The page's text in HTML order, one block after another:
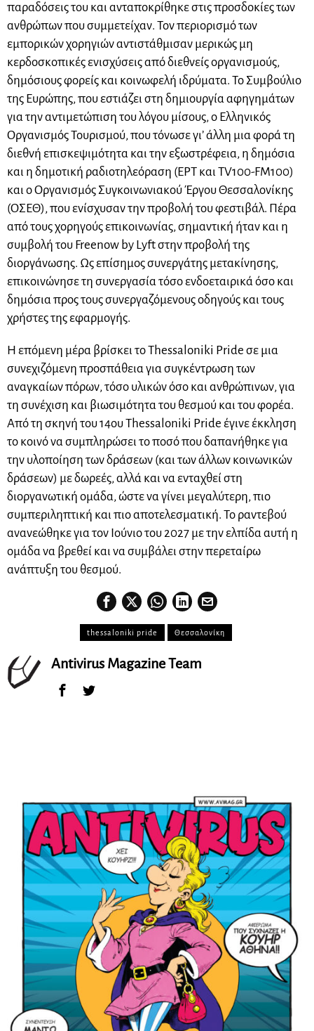
παραδόσεις του και ανταποκρίθηκε στις προσδοκίες των
ανθρώπων που συμμετείχαν. Τον περιορισμό των
εμπορικών χορηγιών αντιστάθμισαν μερικώς μη
κερδοσκοπικές ενισχύσεις από διεθνείς οργανισμούς,
δημόσιους φορείς και κοινωφελή ιδρύματα. Το Συμβούλιο
της Ευρώπης, που εστιάζει στη δημιουργία αφηγημάτων
για την αντιμετώπιση του λόγου μίσους, ο Ελληνικός
Οργανισμός Τουρισμού, που τόνωσε γι’ άλλη μια φορά τη
διεθνή επισκεψιμότητα και την εξωστρέφεια, η δημόσια
και η δημοτική ραδιοτηλεόραση (ΕΡΤ και TV100-FM100)
και ο Οργανισμός Συγκοινωνιακού Έργου Θεσσαλονίκης
(ΟΣΕΘ), που ενίσχυσαν την προβολή του φεστιβάλ. Πέρα
από τους χορηγούς επικοινωνίας, σημαντική ήταν και η
συμβολή του Freenow by Lyft στην προβολή της
διοργάνωσης. Ως επίσημος συνεργάτης μετακίνησης,
επικοινώνησε τη συνεργασία τόσο ενδοεταιρικά όσο και
δημόσια προς τους συνεργαζόμενους οδηγούς και τους
χρήστες της εφαρμογής.
Η επόμενη μέρα βρίσκει το Thessaloniki Pride σε μια
συνεχιζόμενη προσπάθεια για συγκέντρωση των
αναγκαίων πόρων, τόσο υλικών όσο και ανθρώπινων, για
τη συνέχιση και βιωσιμότητα του θεσμού και του φορέα.
Από τη σκηνή του 14ου Thessaloniki Pride έγινε έκκληση
το κοινό να συμπληρώσει το ποσό που δαπανήθηκε για
την υλοποίηση των δράσεων (και των άλλων κοινωνικών
δράσεων) με δωρεές, αλλά και να ενταχθεί στη
διοργανωτική ομάδα, ώστε να γίνει μεγαλύτερη, πιο
συμπεριληπτική και πιο αποτελεσματική. Το ραντεβού
ανανεώθηκε για τον Ιούνιο του 2027 με την ελπίδα αυτή η
ομάδα να βρεθεί και να συμβάλει στην περεταίρω
ανάπτυξη του θεσμού.
thessaloniki pride Θεσσαλονίκη
Antivirus Magazine Team